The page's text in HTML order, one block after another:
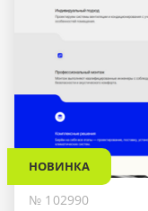
НОВИНКА
№ 102990